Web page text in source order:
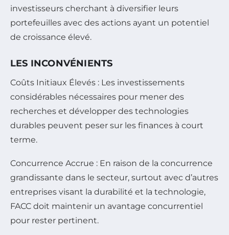
investisseurs cherchant à diversifier leurs
portefeuilles avec des actions ayant un potentiel
de croissance élevé.
LES INCONVÉNIENTS
Coûts Initiaux Élevés : Les investissements
considérables nécessaires pour mener des
recherches et développer des technologies
durables peuvent peser sur les finances à court
terme.
Concurrence Accrue : En raison de la concurrence
grandissante dans le secteur, surtout avec d’autres
entreprises visant la durabilité et la technologie,
FACC doit maintenir un avantage concurrentiel
pour rester pertinent.